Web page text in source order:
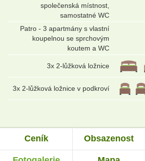
společenská místnost,
samostatné WC
Patro - 3 apartmány s vlastní
koupelnou se sprchovým
koutem a WC
3x 2-lůžková ložnice
3x 2-lůžková ložnice v podkroví
Ceník Obsazenost